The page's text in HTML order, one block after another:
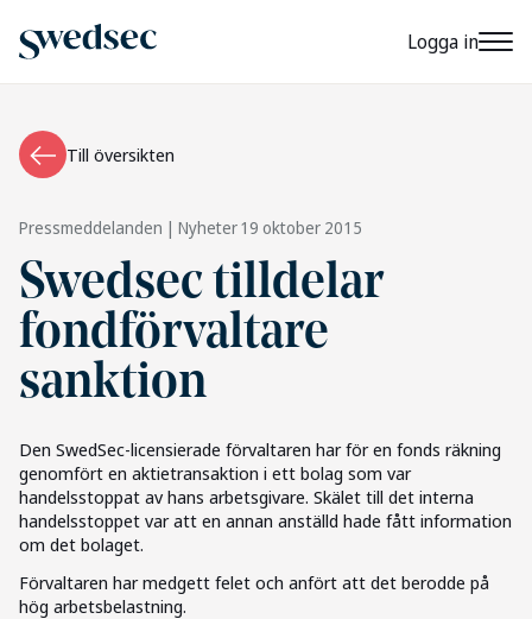
Logga in
Till översikten
Pressmeddelanden | Nyheter19 oktober 2015
Swedsec tilldelar
fondförvaltare
sanktion
Den SwedSec-licensierade förvaltaren har för en fonds räkning
genomfört en aktietransaktion i ett bolag som var
handelsstoppat av hans arbetsgivare. Skälet till det interna
handelsstoppet var att en annan anställd hade fått information
om det bolaget.
Förvaltaren har medgett felet och anfört att det berodde på
hög arbetsbelastning.